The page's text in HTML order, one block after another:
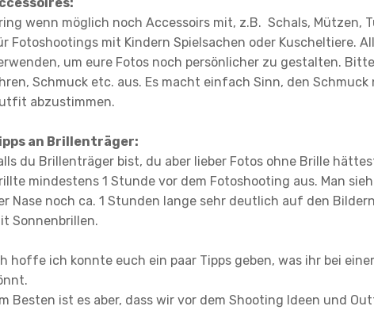
wenn möglich noch Accessoirs mit, z.B. Schals, Mützen,
Fotoshootings mit Kindern Spielsachen oder Kuscheltiere.
um eure Fotos noch persönlicher zu gestalten.
Schmuck etc. aus. Es macht einfach Sinn, den
abzustimmen.
an Brillenträger:
du Brillenträger bist, du aber lieber Fotos ohne Brille
mindestens 1 Stunde vor dem Fotoshooting aus. Man
Nase noch ca. 1 Stunden lange sehr deutlich auf den
Sonnenbrillen.
hoffe ich konnte euch ein paar Tipps geben, was ihr bei
Besten ist es aber, dass wir vor dem Shooting Ideen und